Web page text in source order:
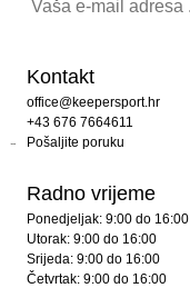
Kontakt
office@keepersport.hr
+43 676 7664611
Pošaljite poruku
Radno vrijeme
Ponedjeljak: 9:00 do 16:00
Utorak: 9:00 do 16:00
Srijeda: 9:00 do 16:00
Četvrtak: 9:00 do 16:00